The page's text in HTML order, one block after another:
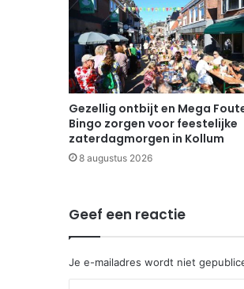
Gezellig ontbijt en Mega
Bingo zorgen voor feestelijke
zaterdagmorgen in Kollum
8 augustus 2026
Geef een reactie
Je e-mailadres wordt niet